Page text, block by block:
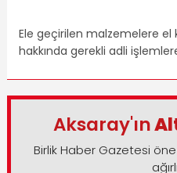
Ele geçirilen malzemelere el
hakkında gerekli adli
Aksaray'ın
Birlik Haber Gazetesi öne